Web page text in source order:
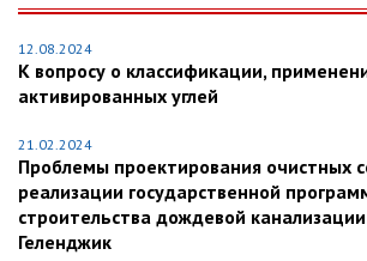
12.08.2024
К вопросу о классификации,
активированных углей
21.02.2024
Проблемы проектирования очистных
реализации государственной
строительства дождевой
Геленджик